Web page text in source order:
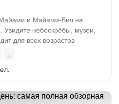
Майами и Майами-Бич на
Увидите небоскрёбы, музеи,
для всех возрастов